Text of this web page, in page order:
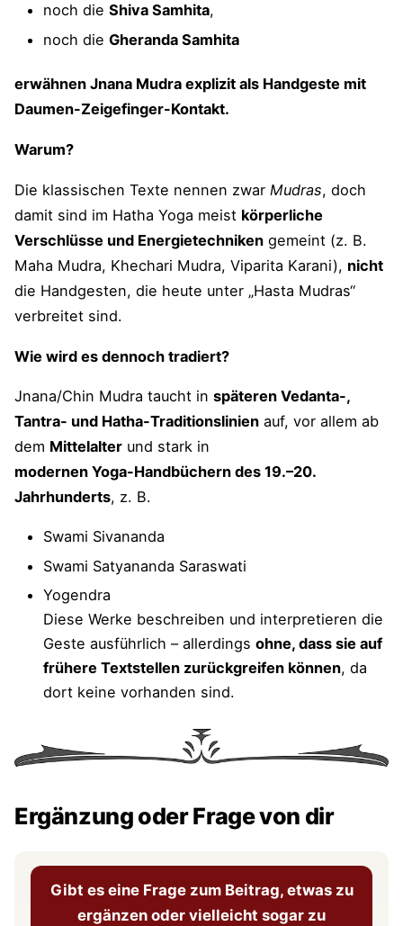
noch die Shiva Samhita,
noch die Gheranda Samhita
erwähnen Jnana Mudra explizit als Handgeste mit
Daumen-Zeigefinger-Kontakt.
Warum?
Die klassischen Texte nennen zwar Mudras, doch
damit sind im Hatha Yoga meist körperliche
Verschlüsse und Energietechniken gemeint (z. B.
Maha Mudra, Khechari Mudra, Viparita Karani), nicht
die Handgesten, die heute unter „Hasta Mudras“
verbreitet sind.
Wie wird es dennoch tradiert?
Jnana/Chin Mudra taucht in späteren Vedanta-,
Tantra- und Hatha-Traditionslinien auf, vor allem ab
dem Mittelalter und stark in
modernen Yoga-Handbüchern des 19.–20.
Jahrhunderts, z. B.
Swami Sivananda
Swami Satyananda Saraswati
Yogendra
Diese Werke beschreiben und interpretieren die
Geste ausführlich – allerdings ohne, dass sie auf
frühere Textstellen zurückgreifen können, da
dort keine vorhanden sind.
Ergänzung oder Frage von dir
Gibt es eine Frage zum Beitrag, etwas zu
ergänzen oder vielleicht sogar zu